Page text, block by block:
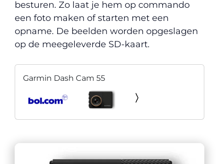
besturen. Zo laat je hem op commando
een foto maken of starten met een
opname. De beelden worden opgeslagen
op de meegeleverde SD-kaart.
Garmin Dash Cam 55